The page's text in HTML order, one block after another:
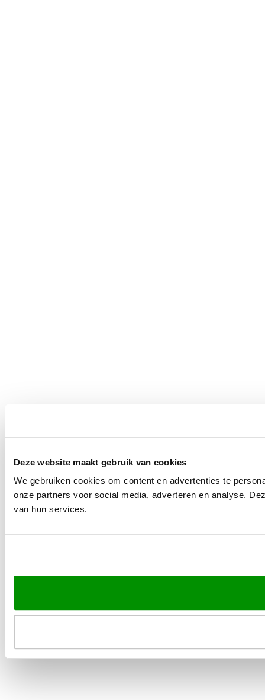
Deze website maakt gebruik van cookies
We gebruiken cookies om content en advertenties te
onze partners voor social media, adverteren en analyse.
van hun services.